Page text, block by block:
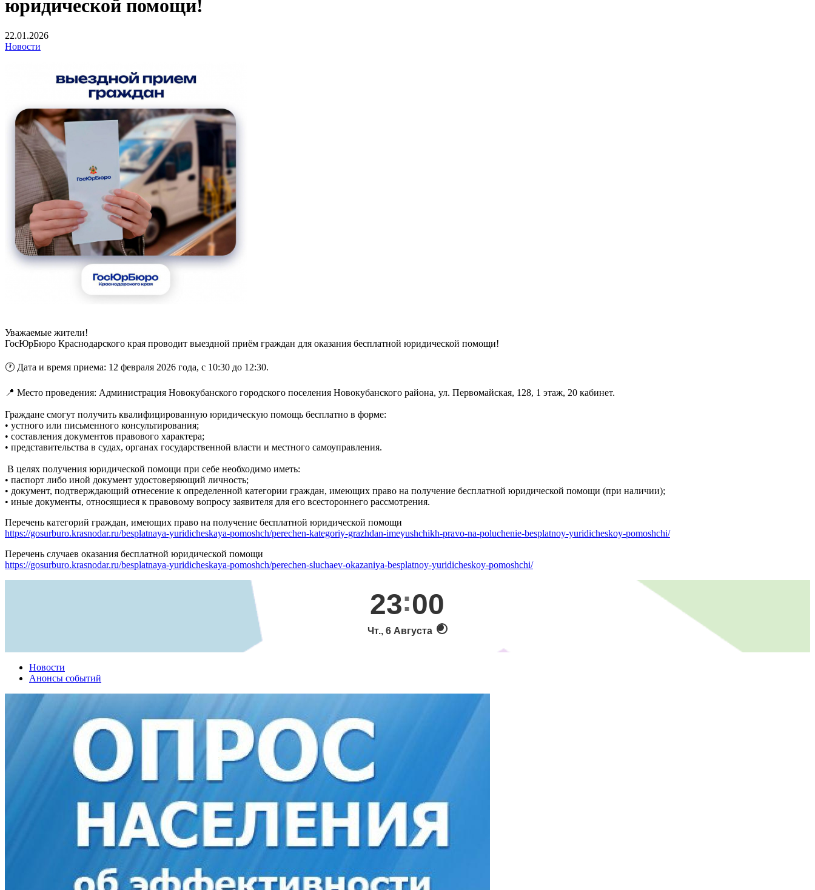
юридической помощи!
22.01.2026
Новости
Уважаемые жители!
ГосЮрБюро Краснодарского края проводит выездной приём граждан для оказания бесплатной юридической помощи!
🕐 Дата и время приема: 12 февраля 2026 года, с 10:30 до 12:30.
📍 Место проведения: Администрация Новокубанского городского поселения Новокубанского района, ул. Первомайская, 128, 1 этаж, 20 кабинет.
Граждане смогут получить квалифицированную юридическую помощь бесплатно в форме:
• устного или письменного консультирования;
• составления документов правового характера;
• представительства в судах, органах государственной власти и местного самоуправления.
В целях получения юридической помощи при себе необходимо иметь:
• паспорт либо иной документ удостоверяющий личность;
• документ, подтверждающий отнесение к определенной категории граждан, имеющих право на получение бесплатной юридической помощи (при наличии);
• иные документы, относящиеся к правовому вопросу заявителя для его всестороннего рассмотрения.
Перечень категорий граждан, имеющих право на получение бесплатной юридической помощи
https://gosurburo.krasnodar.ru/besplatnaya-yuridicheskaya-pomoshch/perechen-kategoriy-grazhdan-imeyushchikh-pravo-na-poluchenie-besplatnoy-yuridicheskoy-pomoshchi/
Перечень случаев оказания бесплатной юридической помощи
https://gosurburo.krasnodar.ru/besplatnaya-yuridicheskaya-pomoshch/perechen-sluchaev-okazaniya-besplatnoy-yuridicheskoy-pomoshchi/
23 00
Чт., 6 Августа
Новости
Анонсы событий